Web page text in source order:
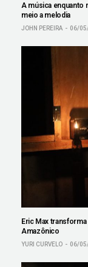
A música enquanto
meio a melodia
JOHN PEREIRA 06/
Eric Max
Amazônico
YURI CURVELO 06/